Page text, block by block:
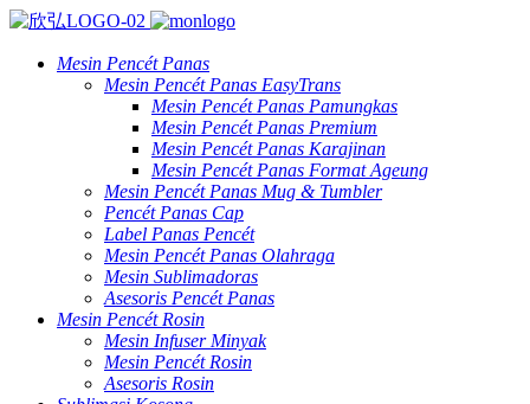
Mesin Pencét Panas
Mesin Pencét Panas EasyTrans
Mesin Pencét Panas Pamungkas
Mesin Pencét Panas Premium
Mesin Pencét Panas Karajinan
Mesin Pencét Panas Format Ageung
Mesin Pencét Panas Mug & Tumbler
Pencét Panas Cap
Label Panas Pencét
Mesin Pencét Panas Olahraga
Mesin Sublimadoras
Asesoris Pencét Panas
Mesin Pencét Rosin
Mesin Infuser Minyak
Mesin Pencét Rosin
Asesoris Rosin